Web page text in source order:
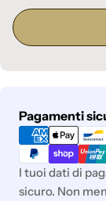
Pagamenti
Metodi
di
pagamento
I tuoi dati di
sicuro. Non